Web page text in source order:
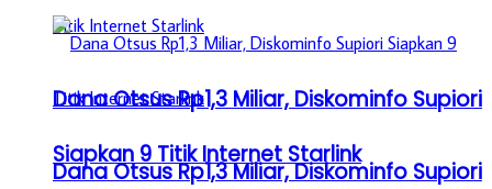
Dana Otsus Rp1,3 Miliar, Diskominfo Supiori
Siapkan 9 Titik Internet Starlink
Dana Otsus Rp1,3 Miliar, Diskominfo Supiori